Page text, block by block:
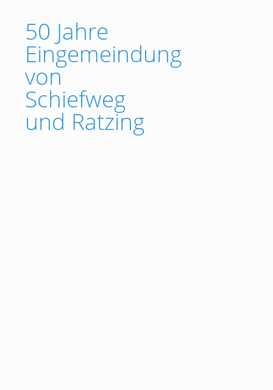
50 Jahre
Eingemeindung
von
Schiefweg
und Ratzing